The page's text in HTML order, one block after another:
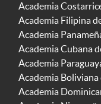
Academia
Academia Filipina
Academia
Academia Cubana
Academia
Academia Boliviana
Academia